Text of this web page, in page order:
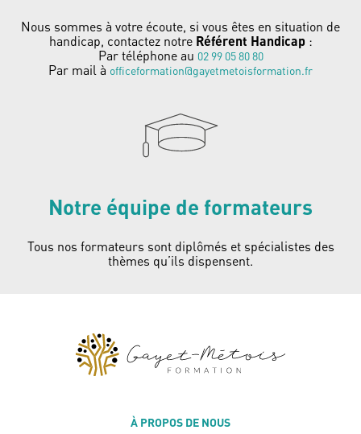
Nous sommes à votre écoute, si vous êtes en situation de
handicap, contactez notre Référent Handicap:
Par téléphone au 02 99 05 80 80
Par mail à officeformation@gayetmetoisformation.fr
Notre équipe de formateurs
Tous nos formateurs sont diplômés et spécialistes des
thèmes qu’ils dispensent.
À PROPOS DE NOUS